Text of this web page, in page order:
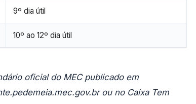
9º dia útil
10º ao 12º dia útil
oficial do MEC publicado em
ou no Caixa Tem